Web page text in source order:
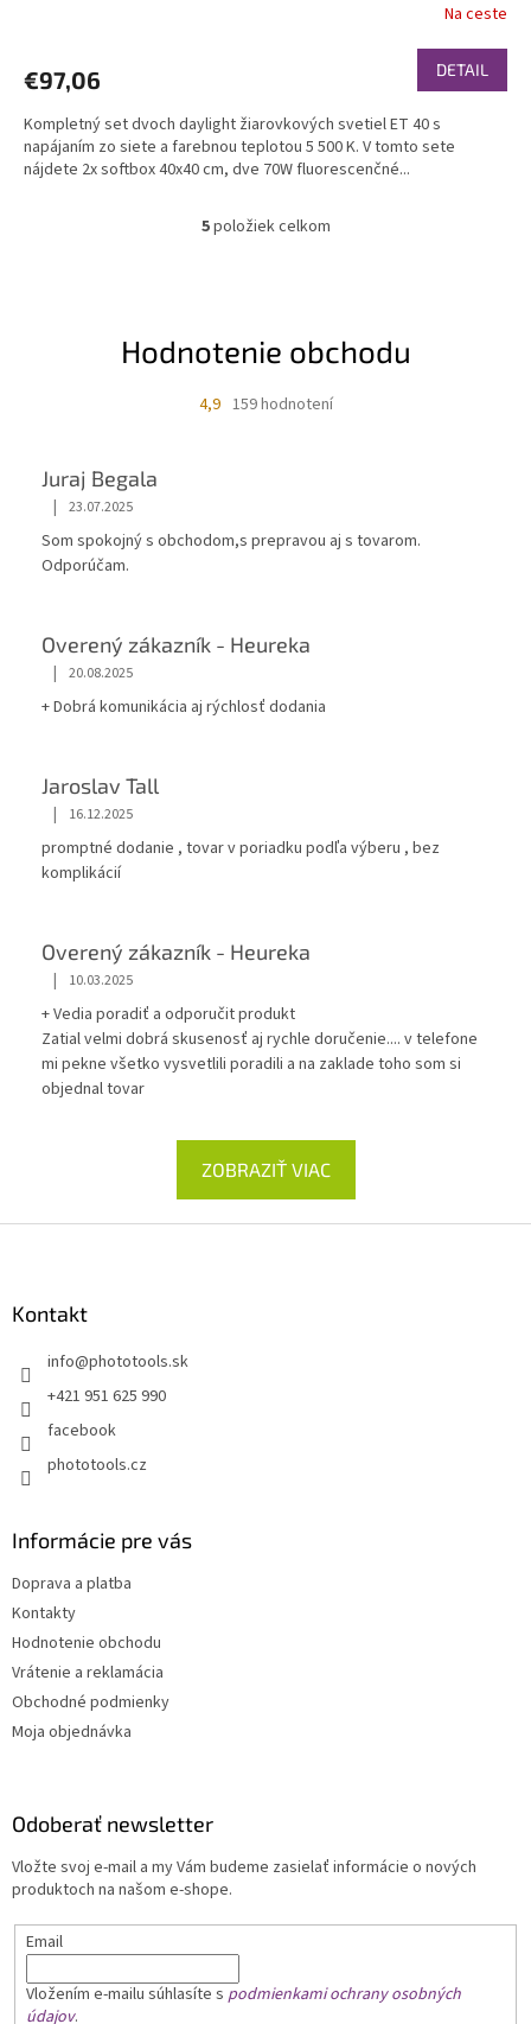
Na ceste
€97,06 DETAIL
Kompletný set dvoch daylight žiarovkových svetiel ET 40 s
napájaním zo siete a farebnou teplotou 5 500 K. V tomto sete
nájdete 2x softbox 40x40 cm, dve 70W fluorescenčné...
O
a
c
e
v
s
5položiek celkom
Hodnotenie obchodu
4,9 159 hodnotení
Juraj Begala
| 23.07.2025
Som spokojný s obchodom,s prepravou aj s tovarom.
Odporúčam.
Overený zákazník - Heureka
| 20.08.2025
+ Dobrá komunikácia aj rýchlosť dodania
Jaroslav Tall
| 16.12.2025
promptné dodanie , tovar v poriadku podľa výberu , bez
komplikácií
Overený zákazník - Heureka
| 10.03.2025
+ Vedia poradiť a odporučit produkt
Zatial velmi dobrá skusenosť aj rychle doručenie.... v telefone
mi pekne všetko vysvetlili poradili a na zaklade toho som si
objednal tovar
ZOBRAZIŤ VIAC
Kontakt
info@phototools.sk
+421 951 625 990
facebook
phototools.cz
Informácie pre vás
Doprava a platba
Kontakty
Hodnotenie obchodu
Vrátenie a reklamácia
Obchodné podmienky
Moja objednávka
Odoberať newsletter
Vložte svoj e-mail a my Vám budeme zasielať informácie o nových
produktoch na našom e-shope.
Email
Vložením e-mailu súhlasíte s podmienkami ochrany osobných
údajov.